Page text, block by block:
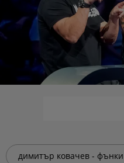
димитър ковачев - фънки